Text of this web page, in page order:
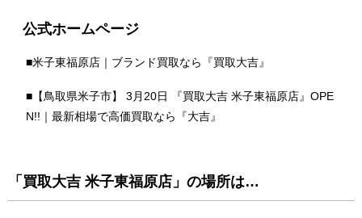
公式ホームページ
■米子東福原店｜ブランド買取なら『買取大吉』
■【鳥取県米子市】 3月20日 『買取大吉 米子東福原店』OPE
N!!｜最新相場で高価買取なら『大吉』
「買取大吉 米子東福原店」の場所は…